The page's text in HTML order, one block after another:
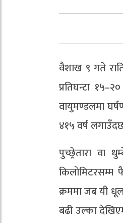
वैशाख ९ गते
प्रतिघन्टा
वायुमण्डलमा
४१५ वर्ष
पुच्छ्रेतारा वा
किलोमिटरसम्म
क्रममा जब यी
बढी उल्का